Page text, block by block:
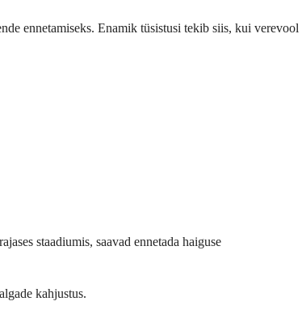
ennetamiseks. Enamik tüsistusi tekib siis, kui verevool
staadiumis, saavad ennetada haiguse
kahjustus.